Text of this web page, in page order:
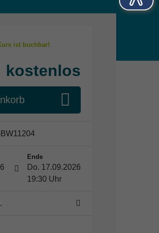
kostenlos
Ende
Do. 17.09.2026
19:30 Uhr